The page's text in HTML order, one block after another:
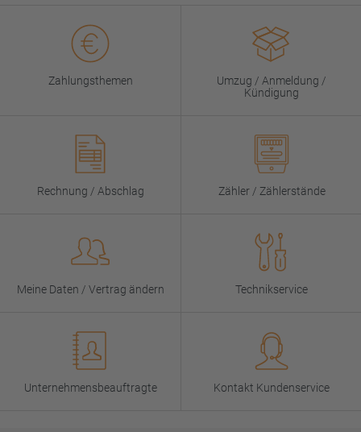
Zahlungsthemen
Umzug / Anmeldung /
Kündigung
Rechnung / Abschlag Zähler / Zählerstände
Meine Daten / Vertrag ändern Technikservice
Unternehmensbeauftragte Kontakt Kundenservice